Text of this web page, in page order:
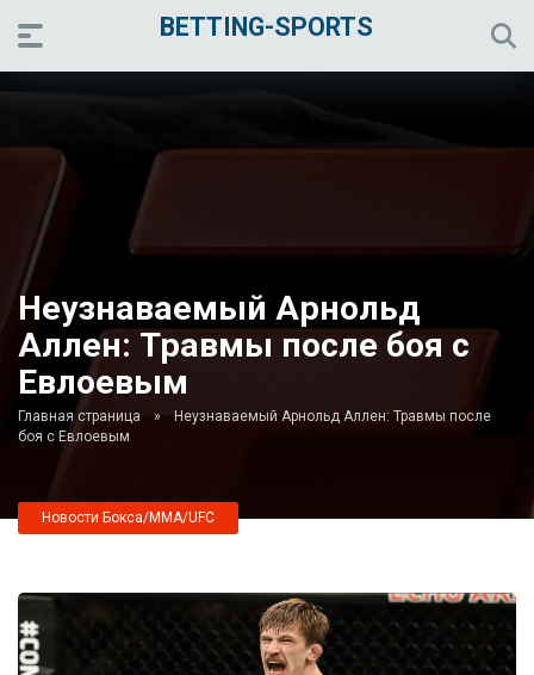
BETTING-SPORTS
Неузнаваемый Арнольд
Аллен: Травмы после боя с
Евлоевым
Главная страница »
Неузнаваемый Арнольд Аллен: Травмы после
боя с Евлоевым
Новости Бокса/MMA/UFC